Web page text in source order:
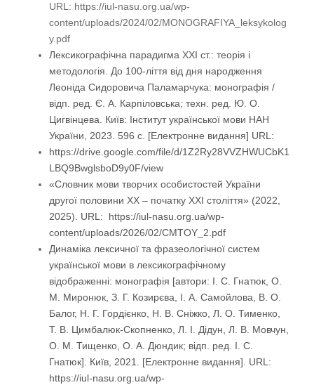
URL: https://iul-nasu.org.ua/wp-
content/uploads/2024/02/MONOGRAFIYA_leksykolog
y.pdf
Лексикографічна парадигма ХХІ ст.: теорія і
методологія. До 100-ліття від дня народження
Леоніда Сидоровича Паламарчука: монографія /
відп. ред. Є. А. Карпіловська; техн. ред. Ю. О.
Цигвінцева. Київ: Інститут української мови НАН
України, 2023. 596 с. [Електронне видання] URL:
https://drive.google.com/file/d/1Z2Ry28VVZHWUCbK1
LBQ9BwglsboD9y0F/view
«Словник мови творчих особистостей України
другої половини ХХ – початку ХХІ століття» (2022,
2025). URL: https://iul-nasu.org.ua/wp-
content/uploads/2026/02/CMTOY_2.pdf
Динаміка лексичної та фразеологічної систем
української мови в лексикографічному
відображенні: монографія [автори: І. С. Гнатюк, О.
М. Миронюк, З. Г. Козирєва, І. А. Самойлова, В. О.
Балог, Н. Г. Гордієнко, Н. В. Сніжко, Л. О. Тименко,
Т. В. Цимбалюк-Скопненко, Л. І. Дідун, Л. В. Мовчун,
О. М. Тищенко, О. А. Дюндик; відп. ред. І. С.
Гнатюк]. Київ, 2021. [Електронне видання]. URL:
https://iul-nasu.org.ua/wp-